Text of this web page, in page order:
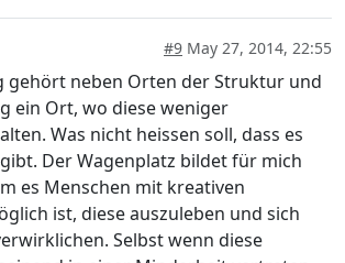
#9 May 27, 2014, 22:55
gehört neben Orten der Struktur und
ein Ort, wo diese weniger
Was nicht heissen soll, dass es
Der Wagenplatz bildet für mich
es Menschen mit kreativen
ist, diese auszuleben und sich
Selbst wenn diese